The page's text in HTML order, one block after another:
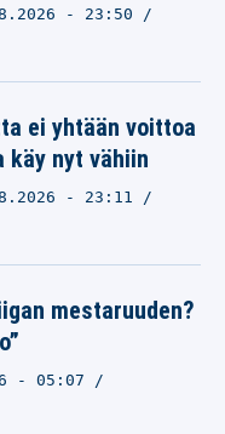
- 23:50
ei yhtään voittoa
käy nyt vähiin
- 23:11
mestaruuden?
- 05:07